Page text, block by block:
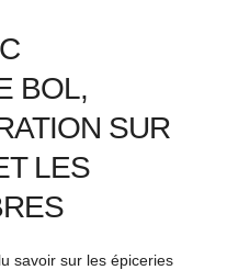
BOL,
SUR
LES
savoir sur les épiceries